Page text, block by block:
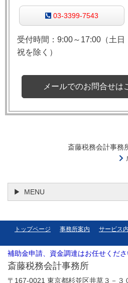
03-3399-7543
受付時間：9:00～17:00（土日
祝を除く）
メールでのお問合せは
斎藤税務会計事務
MENU
トップページ 事務所案内 サービス
補助金申請、資金調達はお任せくだ
斎藤税務会計事務所
〒167-0021 東京都杉並区井草３－３